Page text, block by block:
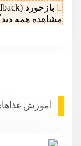
بازخورد (Feedback) های اینلاین
مشاهده همه
آموزش